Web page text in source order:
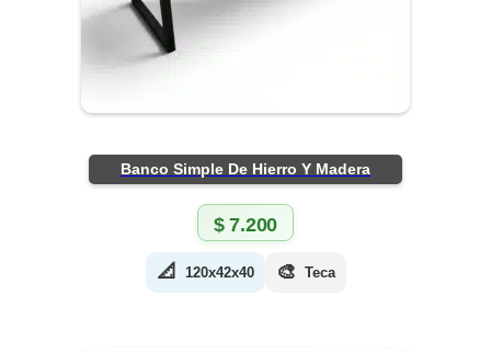
Banco Simple De Hierro Y Madera
$7.200
📐 120x42x40 🎨 Teca